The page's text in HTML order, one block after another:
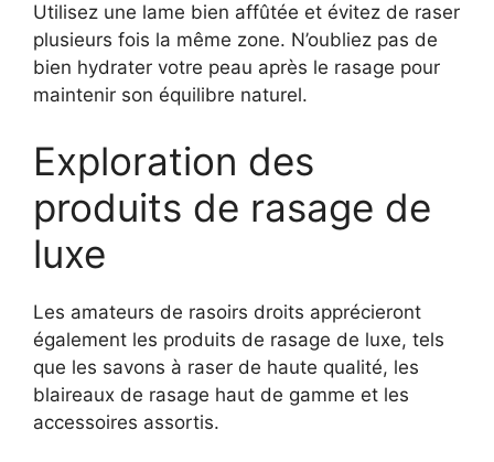
Utilisez une lame bien affûtée et évitez de raser
plusieurs fois la même zone. N’oubliez pas de
bien hydrater votre peau après le rasage pour
maintenir son équilibre naturel.
Exploration des
produits de rasage de
luxe
Les amateurs de rasoirs droits apprécieront
également les produits de rasage de luxe, tels
que les savons à raser de haute qualité, les
blaireaux de rasage haut de gamme et les
accessoires assortis.